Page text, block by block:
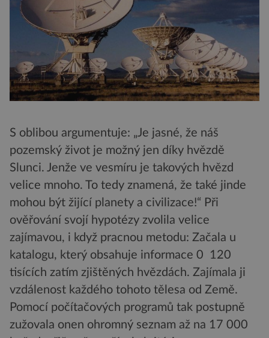
S oblibou argumentuje: „Je jasné, že náš
pozemský život je možný jen díky hvězdě
Slunci. Jenže ve vesmíru je takových hvězd
velice mnoho. To tedy znamená, že také jinde
mohou být žijící planety a civilizace!“ Při
ověřování svojí hypotézy zvolila velice
zajímavou, i když pracnou metodu: Začala u
katalogu, který obsahuje informace 0 120
tisících zatím zjištěných hvězdách. Zajímala ji
vzdálenost každého tohoto tělesa od Země.
Pomocí počítačových programů tak postupně
zužovala onen ohromný seznam až na 17 000